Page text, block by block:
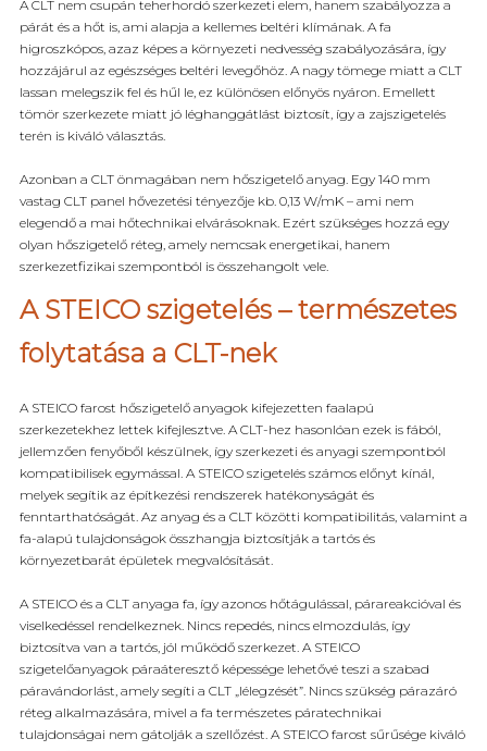
A CLT nem csupán teherhordó szerkezeti elem, hanem szabályozza a
párát és a hőt is, ami alapja a kellemes beltéri klímának. A fa
higroszkópos, azaz képes a környezeti nedvesség szabályozására, így
hozzájárul az egészséges beltéri levegőhöz. A nagy tömege miatt a CLT
lassan melegszik fel és hűl le, ez különösen előnyös nyáron. Emellett
tömör szerkezete miatt jó léghanggátlást biztosít, így a zajszigetelés
terén is kiváló választás.
Azonban a CLT önmagában nem hőszigetelő anyag. Egy 140 mm
vastag CLT panel hővezetési tényezője kb. 0,13 W/mK – ami nem
elegendő a mai hőtechnikai elvárásoknak. Ezért szükséges hozzá egy
olyan hőszigetelő réteg, amely nemcsak energetikai, hanem
szerkezetfizikai szempontból is összehangolt vele.
A STEICO szigetelés – természetes
folytatása a CLT-nek
A STEICO farost hőszigetelő anyagok kifejezetten faalapú
szerkezetekhez lettek kifejlesztve. A CLT-hez hasonlóan ezek is fából,
jellemzően fenyőből készülnek, így szerkezeti és anyagi szempontból
kompatibilisek egymással. A STEICO szigetelés számos előnyt kínál,
melyek segítik az építkezési rendszerek hatékonyságát és
fenntarthatóságát. Az anyag és a CLT közötti kompatibilitás, valamint a
fa-alapú tulajdonságok összhangja biztosítják a tartós és
környezetbarát épületek megvalósítását.
A STEICO és a CLT anyaga fa, így azonos hőtágulással, párareakcióval és
viselkedéssel rendelkeznek. Nincs repedés, nincs elmozdulás, így
biztosítva van a tartós, jól működő szerkezet. A STEICO
szigetelőanyagok páraáteresztő képessége lehetővé teszi a szabad
páravándorlást, amely segíti a CLT „lélegzését”. Nincs szükség párazáró
réteg alkalmazására, mivel a fa természetes páratechnikai
tulajdonságai nem gátolják a szellőzést. A STEICO farost sűrűsége kiváló